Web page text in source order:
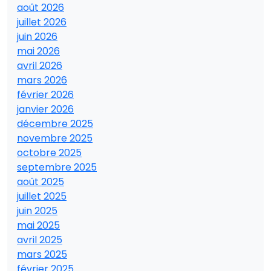
août 2026
juillet 2026
juin 2026
mai 2026
avril 2026
mars 2026
février 2026
janvier 2026
décembre 2025
novembre 2025
octobre 2025
septembre 2025
août 2025
juillet 2025
juin 2025
mai 2025
avril 2025
mars 2025